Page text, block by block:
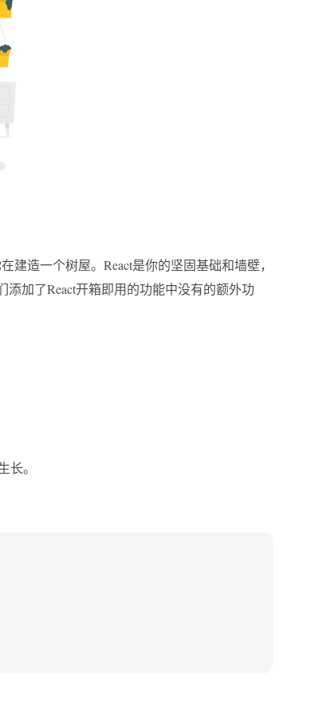
造一个树屋。React是你的坚固基础和墙壁，
加了React开箱即用的功能中没有的额外功
长。